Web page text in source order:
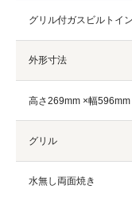
グリル付ガスビルトイ
外形寸法
高さ269mm ×幅596mm
グリル
水無し両面焼き